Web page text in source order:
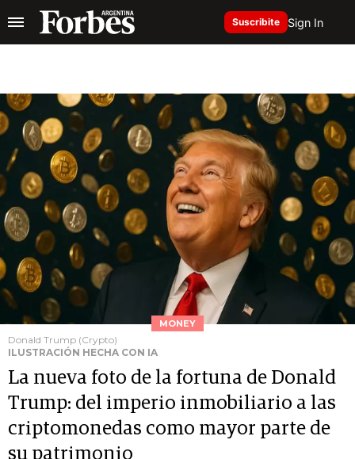
Suscribite Sign In
MONEY
Donald Trump (Crypto)
ILUSTRACIÓN HECHA CON IA
La nueva foto de la fortuna de Donald
Trump: del imperio inmobiliario a las
criptomonedas como mayor parte de
su patrimonio